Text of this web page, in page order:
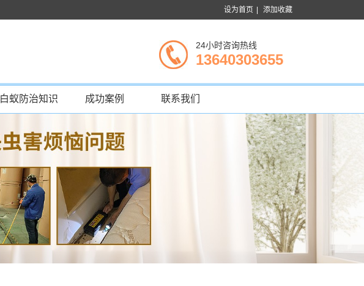
设为首页 添加收藏
24小时咨询热线
13640303655
白蚁防治知识 成功案例 联系我们